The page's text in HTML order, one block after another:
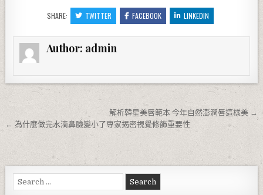
SHARE: TWITTER FACEBOOK LINKEDIN
Author: admin
解析韓星美唇範本 今年自然澎潤唇這樣美 →
← 為什麼做完水滴鼻臉變小了專家揭密視覺修飾重要性
Search for: